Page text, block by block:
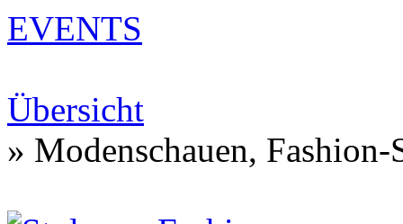
EVENTS
Übersicht
» Modenschauen,